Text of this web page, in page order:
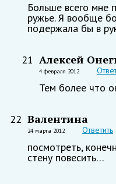
Больше всего мне
ружье. Я вообще
подержала бы в
21 Алексей
4 февраля 2012
Тем более что
22 Валентина
24 марта 2012 Ответить
посмотреть,
стену повесить…